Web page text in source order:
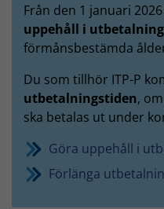
Från den 1 januari
uppehåll i
förmånsbestämda
Du som tillhör ITP-P
utbetalningstiden,
ska betalas ut under
Göra uppehåll i
Förlänga